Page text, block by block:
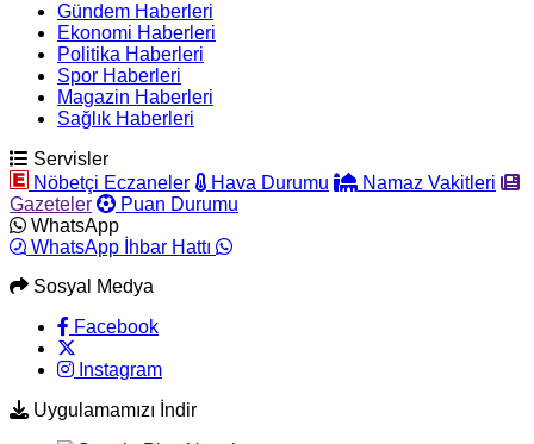
Gündem Haberleri
Ekonomi Haberleri
Politika Haberleri
Spor Haberleri
Magazin Haberleri
Sağlık Haberleri
Servisler
Nöbetçi Eczaneler
Hava Durumu
Namaz Vakitleri
Gazeteler
Puan Durumu
WhatsApp
WhatsApp İhbar Hattı
Sosyal Medya
Facebook
Instagram
Uygulamamızı İndir